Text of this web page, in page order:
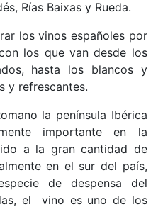
Rías Baixas y Rueda.
los vinos españoles por
los que van desde los
hasta los blancos y
y refrescantes.
la península Ibérica
importante en la
a la gran cantidad de
en el sur del país,
de despensa del
el vino es uno de los